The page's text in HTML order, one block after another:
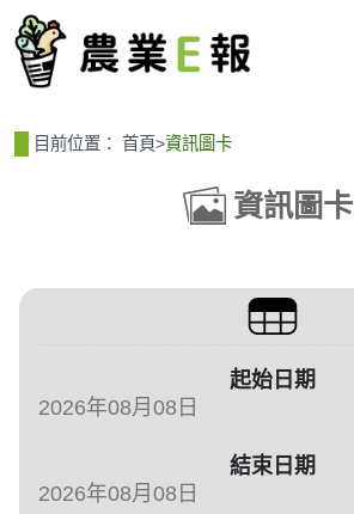
目前位置： 首頁>資訊圖卡
資訊圖卡
篩選、排序與主題分類
起始日期
結束日期